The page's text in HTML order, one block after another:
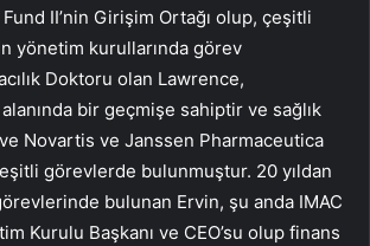
II’nin Girişim Ortağı olup, çeşitli
yönetim kurullarında görev
Doktoru olan Lawrence,
bir geçmişe sahiptir ve sağlık
ve Novartis ve Janssen Pharmaceutica
görevlerde bulunmuştur. 20 yıldan
bulunan Ervin, şu anda IMAC
Kurulu Başkanı ve CEO’su olup finans